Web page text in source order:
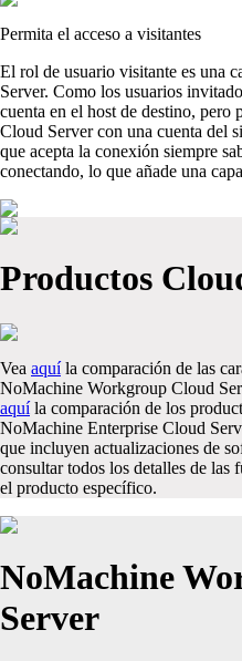
Permita el acceso a visitantes
El rol de usuario visitante es una
Server. Como los usuarios
cuenta en el host de destino, pero
Cloud Server con una cuenta del
que acepta la conexión siempre
conectando, lo que añade una
Productos
Vea aquíla comparación de las
NoMachine Workgroup Cloud
aquíla comparación de los
NoMachine Enterprise Cloud
que incluyen actualizaciones de
consultar todos los detalles de las
el producto específico.
NoMachine
Server